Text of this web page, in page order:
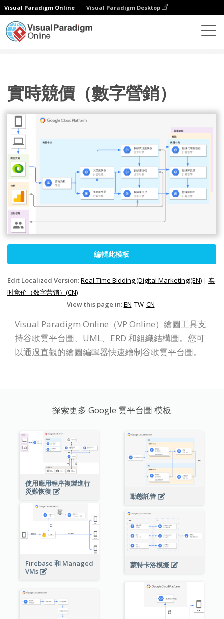
Visual Paradigm Online Visual Paradigm Desktop
實時競價（數字營銷）
編輯此模板
Edit Localized Version:Real-Time Bidding (Digital Marketing)(EN) | 实
时竞价（数字营销）(CN)
View this page in:EN TW CN
Visual Paradigm Online（VP Online）繪圖工具支
持谷歌雲平台圖、UML、ERD 和組織結構圖。您可
以通過直觀的繪圖編輯器快速繪制谷歌雲平台圖。
探索更多 Google 雲平台圖 模板
使用應用程序複製進行
災難恢復
動態託管
Firebase 和 Managed
VMs
蒙特卡洛模擬